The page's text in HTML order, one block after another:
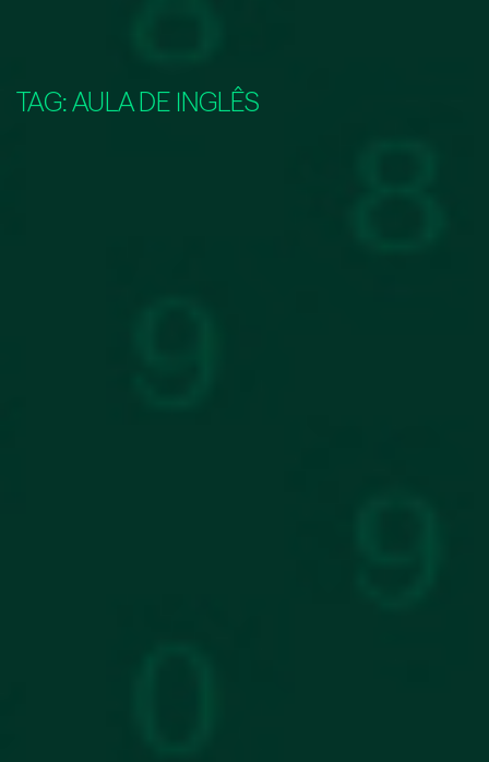
TAG:AULA DE INGLÊS